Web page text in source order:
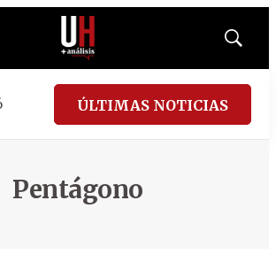
Mostrar
ÚLTIMAS NOTICIAS
Pentágono